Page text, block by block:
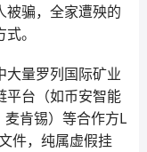
被骗，全家遭殃的
。
大量罗列国际矿业
平台（如币安智能
肯锡）等合作方L
件，纯属虚假挂